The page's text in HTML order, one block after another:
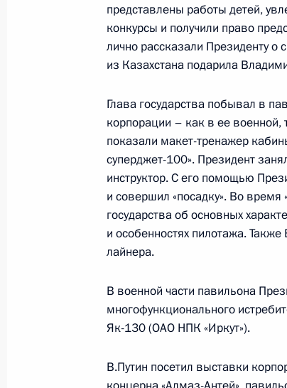
Владимир Путин поздравил
заслуженного мастера
Владимир Путин направил
Президенту Украины
праздника – 16-й
Украины
24 августа 2007 года, 12:00
23 августа 2007 года, четверг
Владимир Путин встретился
23 августа 2007 года, 15:00 Сочи
представлены работы детей,
конкурсы и получили право
лично рассказали Президенту о
из Казахстана подарила
Глава государства побывал в
корпорации – как в ее военной,
показали макет-тренажер
суперджет-100». Президент
инструктор. С его помощью
и совершил «посадку». Во время
государства об основных
и особенностях пилотажа.
лайнера.
В военной части павильона
многофункционального
Як-130 (ОАО НПК «Иркут»).
В.Путин посетил выставки